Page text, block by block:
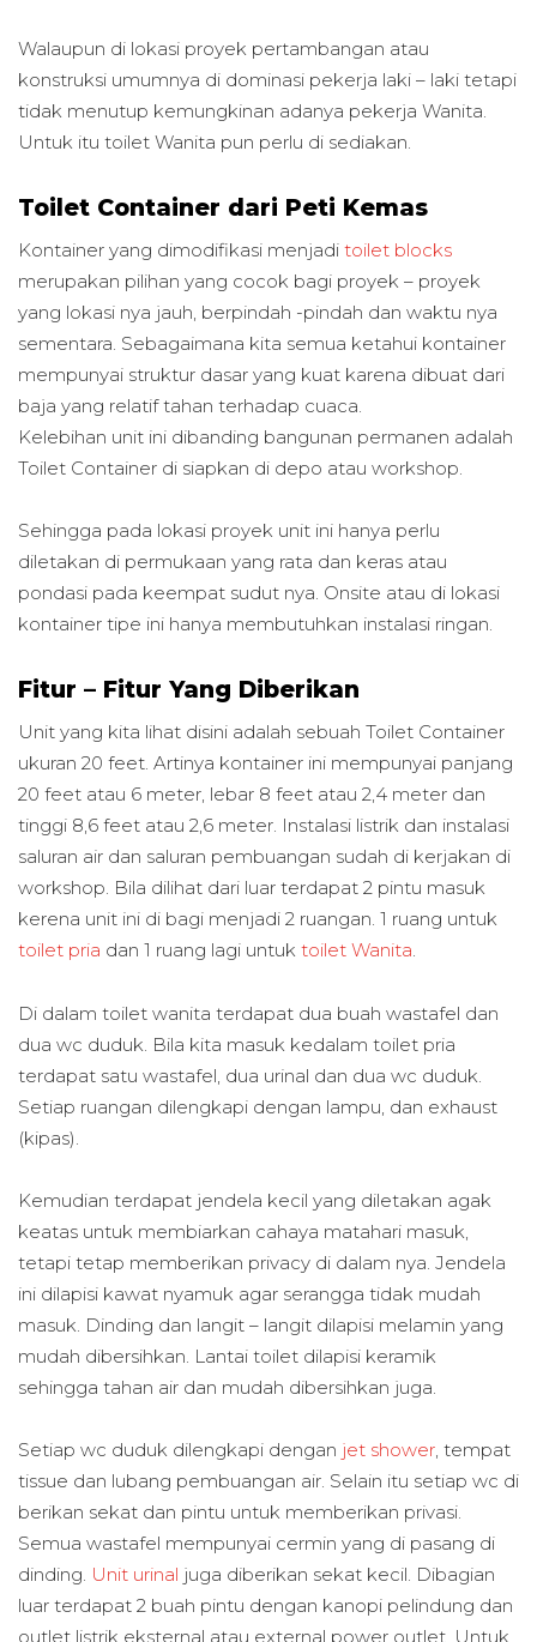
Walaupun di lokasi proyek pertambangan atau
konstruksi umumnya di dominasi pekerja laki – laki tetapi
tidak menutup kemungkinan adanya pekerja Wanita.
Untuk itu toilet Wanita pun perlu di sediakan.
Toilet Container dari Peti Kemas
Kontainer yang dimodifikasi menjadi toilet blocks
merupakan pilihan yang cocok bagi proyek – proyek
yang lokasi nya jauh, berpindah -pindah dan waktu nya
sementara. Sebagaimana kita semua ketahui kontainer
mempunyai struktur dasar yang kuat karena dibuat dari
baja yang relatif tahan terhadap cuaca.
Kelebihan unit ini dibanding bangunan permanen adalah
Toilet Container di siapkan di depo atau workshop.
Sehingga pada lokasi proyek unit ini hanya perlu
diletakan di permukaan yang rata dan keras atau
pondasi pada keempat sudut nya. Onsite atau di lokasi
kontainer tipe ini hanya membutuhkan instalasi ringan.
Fitur – Fitur Yang Diberikan
Unit yang kita lihat disini adalah sebuah Toilet Container
ukuran 20 feet. Artinya kontainer ini mempunyai panjang
20 feet atau 6 meter, lebar 8 feet atau 2,4 meter dan
tinggi 8,6 feet atau 2,6 meter. Instalasi listrik dan instalasi
saluran air dan saluran pembuangan sudah di kerjakan di
workshop. Bila dilihat dari luar terdapat 2 pintu masuk
kerena unit ini di bagi menjadi 2 ruangan. 1 ruang untuk
toilet pria dan 1 ruang lagi untuk toilet Wanita.
Di dalam toilet wanita terdapat dua buah wastafel dan
dua wc duduk. Bila kita masuk kedalam toilet pria
terdapat satu wastafel, dua urinal dan dua wc duduk.
Setiap ruangan dilengkapi dengan lampu, dan exhaust
(kipas).
Kemudian terdapat jendela kecil yang diletakan agak
keatas untuk membiarkan cahaya matahari masuk,
tetapi tetap memberikan privacy di dalam nya. Jendela
ini dilapisi kawat nyamuk agar serangga tidak mudah
masuk. Dinding dan langit – langit dilapisi melamin yang
mudah dibersihkan. Lantai toilet dilapisi keramik
sehingga tahan air dan mudah dibersihkan juga.
Setiap wc duduk dilengkapi dengan jet shower, tempat
tissue dan lubang pembuangan air. Selain itu setiap wc di
berikan sekat dan pintu untuk memberikan privasi.
Semua wastafel mempunyai cermin yang di pasang di
dinding. Unit urinal juga diberikan sekat kecil. Dibagian
luar terdapat 2 buah pintu dengan kanopi pelindung dan
outlet listrik eksternal atau external power outlet. Untuk